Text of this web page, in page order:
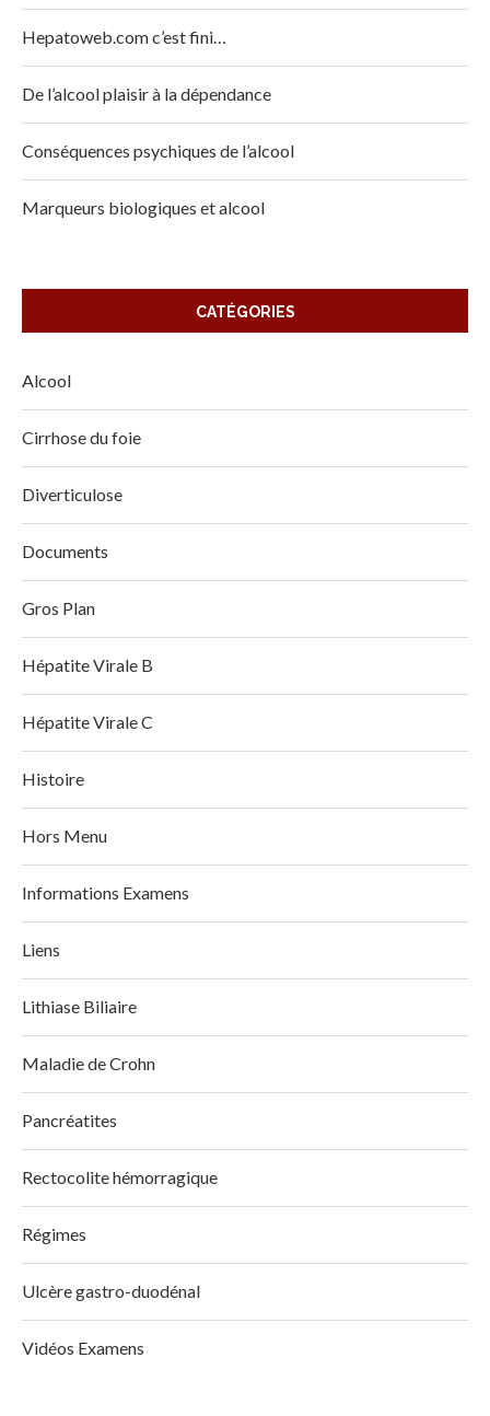
Hepatoweb.com c’est fini…
De l’alcool plaisir à la dépendance
Conséquences psychiques de l’alcool
Marqueurs biologiques et alcool
CATÉGORIES
Alcool
Cirrhose du foie
Diverticulose
Documents
Gros Plan
Hépatite Virale B
Hépatite Virale C
Histoire
Hors Menu
Informations Examens
Liens
Lithiase Biliaire
Maladie de Crohn
Pancréatites
Rectocolite hémorragique
Régimes
Ulcère gastro-duodénal
Vidéos Examens